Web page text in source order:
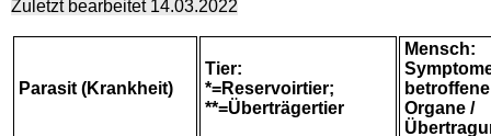
Zuletzt bearbeitet 14.03.2022
Parasit (Krankheit)
Tier:
*=Reservoirtier;
**=Überträgertier
Mensch:
betroffene
Organe /